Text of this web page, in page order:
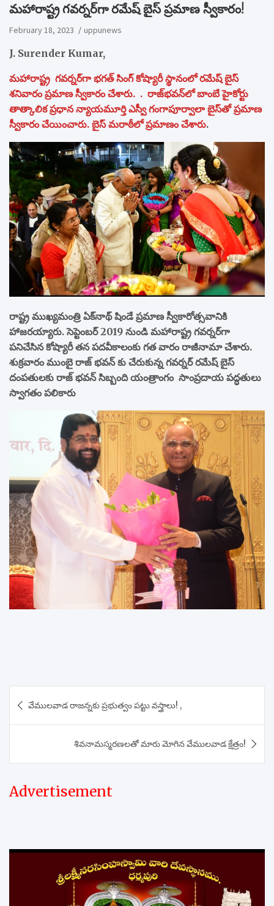
మహారాష్ట్ర గవర్నర్‌గా రమేష్ బైస్ ప్రమాణ స్వీకారం!
February 18, 2023 uppunews
J. Surender Kumar,
మహారాష్ట్ర గవర్నర్‌గా భగత్ సింగ్ కోష్యారీ స్థానంలో రమేష్ బైస్
శనివారం ప్రమాణ స్వీకారం చేశారు. . రాజ్‌భవన్‌లో బాంబే హైకోర్టు
తాత్కాలిక ప్రధాన న్యాయమూర్తి ఎస్వీ గంగాపూర్వాలా బైస్‌తో ప్రమాణ
స్వీకారం చేయించారు. బైస్ మరాఠీలో ప్రమాణం చేశారు.
రాష్ట్ర ముఖ్యమంత్రి ఏక్‌నాథ్ షిండే ప్రమాణ స్వీకారోత్సవానికి
హాజరయ్యారు. సెప్టెంబర్ 2019 నుండి మహారాష్ట్ర గవర్నర్‌గా
పనిచేసిన కోష్యారీ తన పదవీకాలంకు గత వారం రాజీనామా చేశారు.
శుక్రవారం ముంబై రాజ్ భవన్ కు చేరుకున్న గవర్నర్ రమేష్ బైస్
దంపతులకు రాజ్ భవన్ సిబ్బంది యంత్రాంగం సాంప్రదాయ పద్ధతులు
స్వాగతం పలికారు
navigation
వేములవాడ రాజన్నకు ప్రభుత్వం పట్టు వస్త్రాలు! ,
శివనామస్మరణలతో మారు మోగిన వేములవాడ క్షేత్రం!
Advertisement